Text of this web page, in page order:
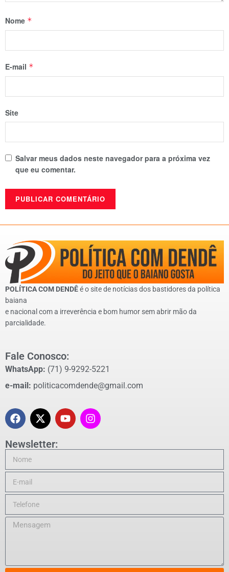
Nome *
E-mail *
Site
Salvar meus dados neste navegador para a próxima vez
que eu comentar.
POLÍTICA COM DENDÊé o site de notícias dos bastidores da política
baiana
e nacional com a irreverência e bom humor sem abrir mão da
parcialidade.
Fale Conosco:
WhatsApp: (71) 9-9292-5221
e-mail: politicacomdende@gmail.com
Newsletter: